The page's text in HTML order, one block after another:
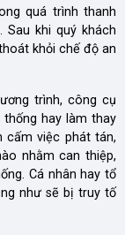
quá trình thanh
khi quý khách
khỏi chế độ an
trình, công cụ
hay làm thay
cấm việc phát tán,
nhằm can thiệp,
Cá nhân hay tổ
như sẽ bị truy tố